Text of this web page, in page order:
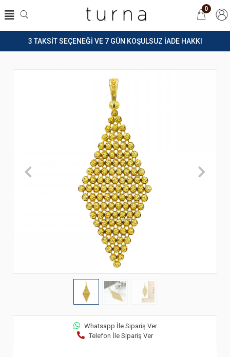
3 TAKSİT SEÇENEĞİ VE 7 GÜN KOŞULSUZ İADE HAKKI
0
Whatsapp İle Sipariş Ver
Telefon İle Sipariş Ver